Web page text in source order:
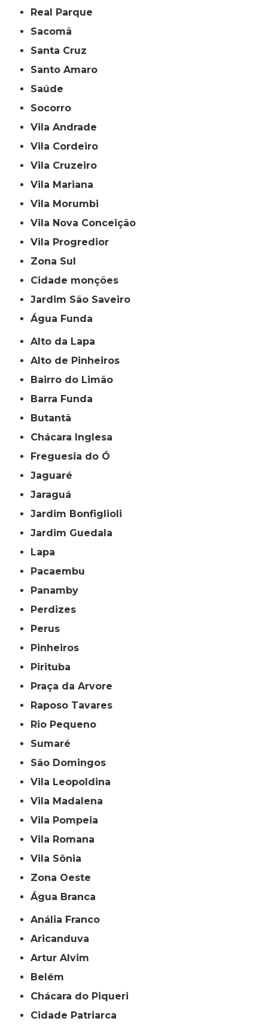
Real Parque
Sacomã
Santa Cruz
Santo Amaro
Saúde
Socorro
Vila Andrade
Vila Cordeiro
Vila Cruzeiro
Vila Mariana
Vila Morumbi
Vila Nova Conceição
Vila Progredior
Zona Sul
cidade monções
jardim São Saveiro
Água Funda
Alto da Lapa
Alto de Pinheiros
Bairro do Limão
Barra Funda
Butantã
Chácara Inglesa
Freguesia do Ó
Jaguaré
Jaraguá
Jardim Bonfiglioli
Jardim Guedala
Lapa
Pacaembu
Panamby
Perdizes
Perus
Pinheiros
Pirituba
Praça da Arvore
Raposo Tavares
Rio Pequeno
Sumaré
São Domingos
Vila Leopoldina
Vila Madalena
Vila Pompeia
Vila Romana
Vila Sônia
Zona Oeste
Água Branca
Anália Franco
Aricanduva
Artur Alvim
Belém
Chácara do Piqueri
Cidade Patriarca